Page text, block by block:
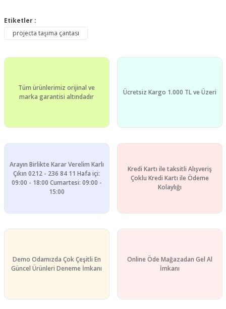
konularda yetersiz gördüğünüz noktaları öneri formunu
Görüş ve önerileriniz için teşekkür ederiz.
Ürün resmi kalitesiz, bozuk veya görüntülenemiyor.
Ürün bilgilerinde hatalar bulunuyor.
Etiketler :
projecta taşıma çantası
Tüm ürünlerimiz orijinal ve
marka garantisi altındadır
Ücretsiz Kargo 1.000 TL ve Üzeri
Arayın Birlikte Karar Verelim Karlı
Çıkın 0212 - 236 84 11 Hafa içi:
09:00 - 18:00 Cumartesi: 09:00 -
15:00
Kredi Kartı ile taksitli Alışveriş
Çoklu Kredi Kartı ile Ödeme
Kolaylığı
Demo Odamızda Çok Çeşitli En
Güncel Ürünleri Deneme İmkanı
Online Öde Mağazadan Gel Al
İmkanı